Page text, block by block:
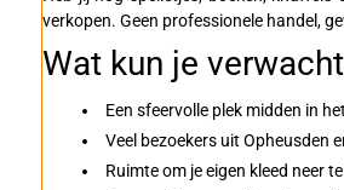
verkopen. Geen professionele handel,
Wat kun je
Een sfeervolle plek midden in
Veel bezoekers uit Opheusden
Ruimte om je eigen kleed neer